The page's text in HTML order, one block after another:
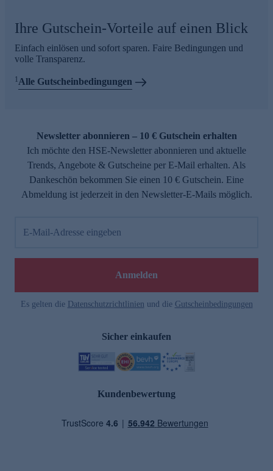
Ihre Gutschein-Vorteile auf einen Blick
Einfach einlösen und sofort sparen. Faire Bedingungen und
volle Transparenz.
1Alle Gutscheinbedingungen
Newsletter abonnieren – 10 € Gutschein erhalten
Ich möchte den HSE-Newsletter abonnieren und aktuelle
Trends, Angebote & Gutscheine per E-Mail erhalten. Als
Dankeschön bekommen Sie einen 10 € Gutschein. Eine
Abmeldung ist jederzeit in den Newsletter-E-Mails möglich.
E-Mail-Adresse eingeben
Anmelden
Es gelten die Datenschutzrichtlinien und die Gutscheinbedingungen
Sicher einkaufen
Kundenbewertung